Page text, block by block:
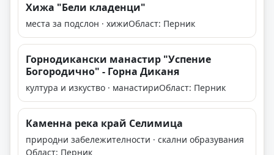
Хижа "Бели кладенци"
места за подслон · хижиОбласт: Перник
Горнодикански манастир "Успение
Богородично" - Горна Диканя
култура и изкуство · манастириОбласт: Перник
Каменна река край Селимица
природни забележителности · скални образувания
Област: Перник